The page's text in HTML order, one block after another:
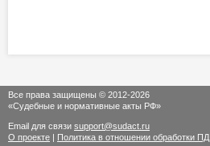
Все права защищены © 2012-2026
«Судебные и нормативные акты РФ»
Email для связи support@sudact.ru
О проекте | Политика в отношении обработки ПД